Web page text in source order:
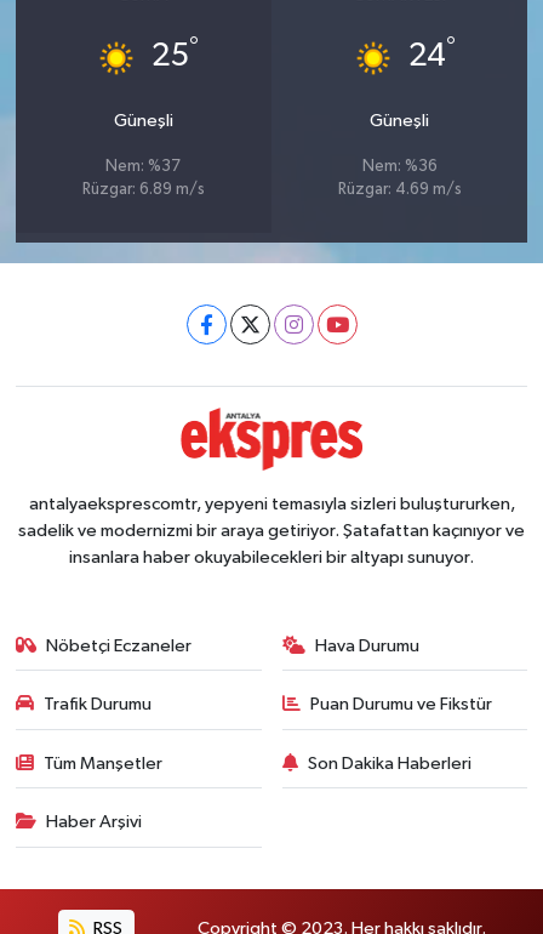
25°
Güneşli
Nem: %37
Rüzgar: 6.89 m/s
24°
Güneşli
Nem: %36
Rüzgar: 4.69 m/s
antalyaeksprescomtr, yepyeni temasıyla sizleri buluştururken,
sadelik ve modernizmi bir araya getiriyor. Şatafattan kaçınıyor ve
insanlara haber okuyabilecekleri bir altyapı sunuyor.
Nöbetçi Eczaneler Hava Durumu
Trafik Durumu Puan Durumu ve Fikstür
Tüm Manşetler Son Dakika Haberleri
Haber Arşivi
RSS Copyright © 2023. Her hakkı saklıdır.